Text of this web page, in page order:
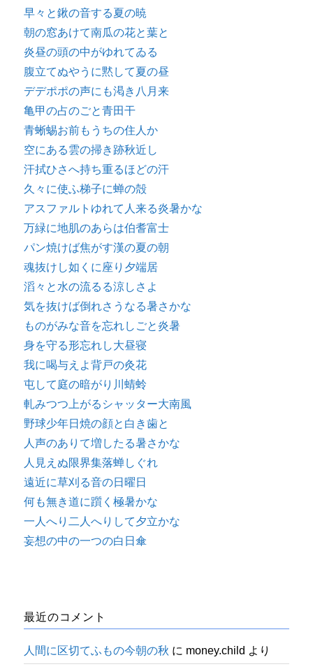
早々と鍬の音する夏の暁
朝の窓あけて南瓜の花と葉と
炎昼の頭の中がゆれてゐる
腹立てぬやうに黙して夏の昼
デデポポの声にも渇き八月来
亀甲の占のごと青田干
青蜥蜴お前もうちの住人か
空にある雲の掃き跡秋近し
汗拭ひさへ持ち重るほどの汗
久々に使ふ梯子に蝉の殻
アスファルトゆれて人来る炎暑かな
万緑に地肌のあらは伯耆富士
パン焼けば焦がす漢の夏の朝
魂抜けし如くに座り夕端居
滔々と水の流るる涼しさよ
気を抜けば倒れさうなる暑さかな
ものがみな音を忘れしごと炎暑
身を守る形忘れし大昼寝
我に喝与えよ背戸の灸花
屯して庭の暗がり川蜻蛉
軋みつつ上がるシャッター大南風
野球少年日焼の顔と白き歯と
人声のありて増したる暑さかな
人見えぬ限界集落蝉しぐれ
遠近に草刈る音の日曜日
何も無き道に躓く極暑かな
一人へり二人へりして夕立かな
妄想の中の一つの白日傘
最近のコメント
人間に区切てふもの今朝の秋 に money.child より